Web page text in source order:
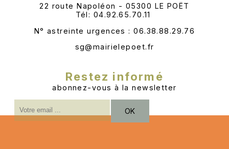
22 route Napoléon - 05300 LE POËT
Tél: 04.92.65.70.11
N° astreinte urgences : 06.38.88.29.76
sg@mairielepoet.fr
Restez informé
abonnez-vous à la newsletter
adresse
OK